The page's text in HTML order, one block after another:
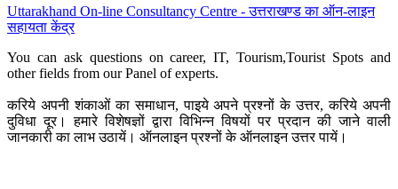
Uttarakhand On-line Consultancy Centre - उत्तराखण्ड का ऑन-लाइन
सहायता केंद्र
You can ask questions on career, IT, Tourism,Tourist Spots and
other fields from our Panel of experts.
करिये अपनी शंकाओं का समाधान, पाइये अपने प्रश्नों के उत्तर, करिये अपनी
दुविधा दूर। हमारे विशेषज्ञों द्वारा विभिन्न विषयों पर प्रदान की जाने वाली
जानकारी का लाभ उठायें। ऑनलाइन प्रश्नों के ऑनलाइन उत्तर पायें।